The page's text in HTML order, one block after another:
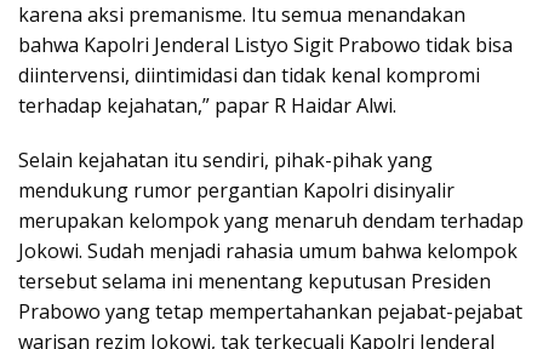
karena aksi premanisme. Itu semua menandakan
bahwa Kapolri Jenderal Listyo Sigit Prabowo tidak bisa
diintervensi, diintimidasi dan tidak kenal kompromi
terhadap kejahatan,” papar R Haidar Alwi.
Selain kejahatan itu sendiri, pihak-pihak yang
mendukung rumor pergantian Kapolri disinyalir
merupakan kelompok yang menaruh dendam terhadap
Jokowi. Sudah menjadi rahasia umum bahwa kelompok
tersebut selama ini menentang keputusan Presiden
Prabowo yang tetap mempertahankan pejabat-pejabat
warisan rezim Jokowi, tak terkecuali Kapolri Jenderal